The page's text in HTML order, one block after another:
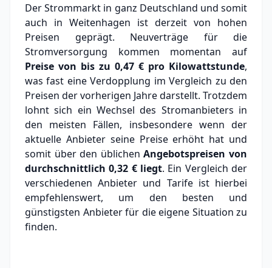
Der Strommarkt in ganz Deutschland und somit
auch in Weitenhagen ist derzeit von hohen
Preisen geprägt. Neuverträge für die
Stromversorgung kommen momentan auf
Preise von bis zu 0,47 € pro Kilowattstunde,
was fast eine Verdopplung im Vergleich zu den
Preisen der vorherigen Jahre darstellt. Trotzdem
lohnt sich ein Wechsel des Stromanbieters in
den meisten Fällen, insbesondere wenn der
aktuelle Anbieter seine Preise erhöht hat und
somit über den üblichenAngebotspreisen von
durchschnittlich0,32 €liegt. Ein Vergleich der
verschiedenen Anbieter und Tarife ist hierbei
empfehlenswert, um den besten und
günstigsten Anbieter für die eigene Situation zu
finden.